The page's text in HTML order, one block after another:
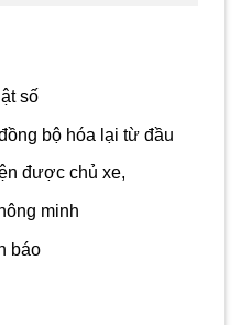
số
bộ hóa lại từ đầu
được chủ xe,
minh
báo